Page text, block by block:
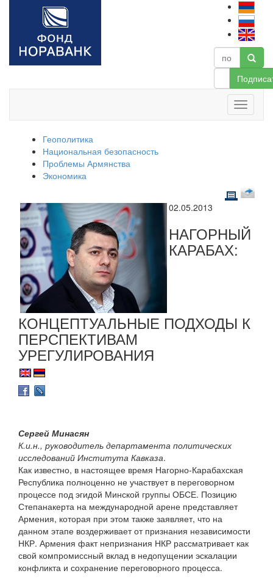
Геополитика
Национальная безопасность
Проблемы Армянства
Экономика
02.05.2013
НАГОРНЫЙ
КАРАБАХ:
КОНЦЕПТУАЛЬНЫЕ ПОДХОДЫ К
ПЕРСПЕКТИВАМ
УРЕГУЛИРОВАНИЯ
Сергей Минасян
К.и.н., руководитель департамента политических
исследований Института Кавказа.
Как известно, в настоящее время Нагорно-Карабахская
Республика полноценно не участвует в переговорном
процессе под эгидой Минской группы ОБСЕ. Позицию
Степанакерта на международной арене представляет
Армения, которая при этом также заявляет, что на
данном этапе воздерживает от признания независимости
НКР. Армения факт непризнания НКР рассматривает как
свой компромиссный вклад в недопущении эскалации
конфликта и сохранение переговорного процесса.